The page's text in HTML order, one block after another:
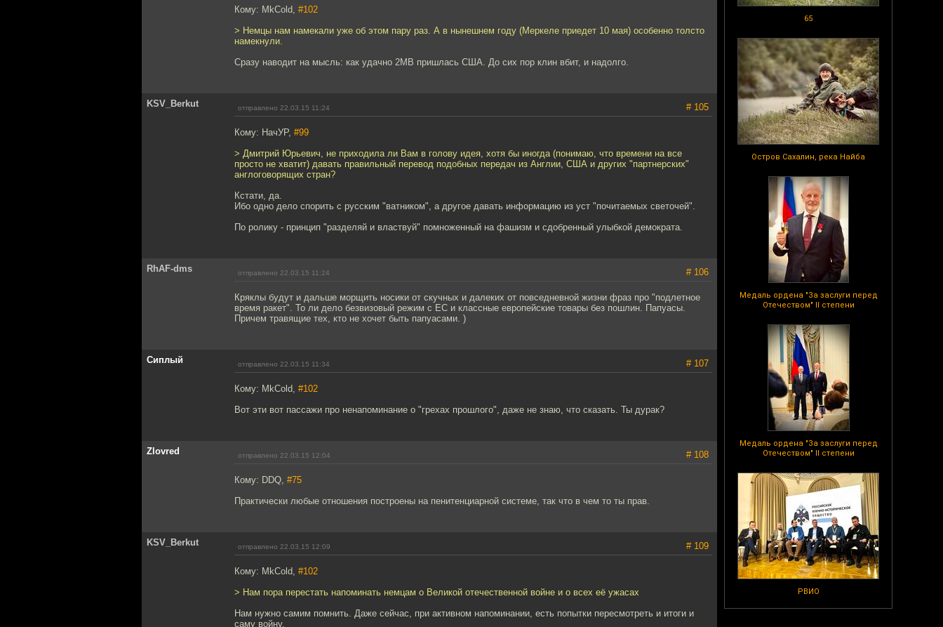
65
Остров Сахалин, река Найба
Медаль ордена "За заслуги перед
Отечеством" II степени
Медаль ордена "За заслуги перед
Отечеством" II степени
РВИО
Кому: MkCold, #102
> Немцы нам намекали уже об этом пару раз. А в нынешнем году (Меркеле приедет 10 мая) особенно толсто
намекнули.
Сразу наводит на мысль: как удачно 2МВ пришлась США. До сих пор клин вбит, и надолго.
KSV_Berkut отправлено 22.03.15 11:24 # 105
Кому: НачУР, #99
> Дмитрий Юрьевич, не приходила ли Вам в голову идея, хотя бы иногда (понимаю, что времени на все
просто не хватит) давать правильный перевод подобных передач из Англии, США и других "партнерских"
англоговорящих стран?
Кстати, да.
Ибо одно дело спорить с русским "ватником", а другое давать информацию из уст "почитаемых светочей".
По ролику - принцип "разделяй и властвуй" помноженный на фашизм и сдобренный улыбкой демократа.
RhAF-dms отправлено 22.03.15 11:24 # 106
Кряклы будут и дальше морщить носики от скучных и далеких от повседневной жизни фраз про "подлетное
время ракет". То ли дело безвизовый режим с ЕС и классные европейские товары без пошлин. Папуасы.
Причем травящие тех, кто не хочет быть папуасами. )
Сиплый отправлено 22.03.15 11:34 # 107
Кому: MkCold, #102
Вот эти вот пассажи про ненапоминание о "грехах прошлого", даже не знаю, что сказать. Ты дурак?
Zlovred отправлено 22.03.15 12:04 # 108
Кому: DDQ, #75
Практически любые отношения построены на пенитенциарной системе, так что в чем то ты прав.
KSV_Berkut отправлено 22.03.15 12:09 # 109
Кому: MkCold, #102
> Нам пора перестать напоминать немцам о Великой отечественной войне и о всех её ужасах
Нам нужно самим помнить. Даже сейчас, при активном напоминании, есть попытки пересмотреть и итоги и
саму войну.